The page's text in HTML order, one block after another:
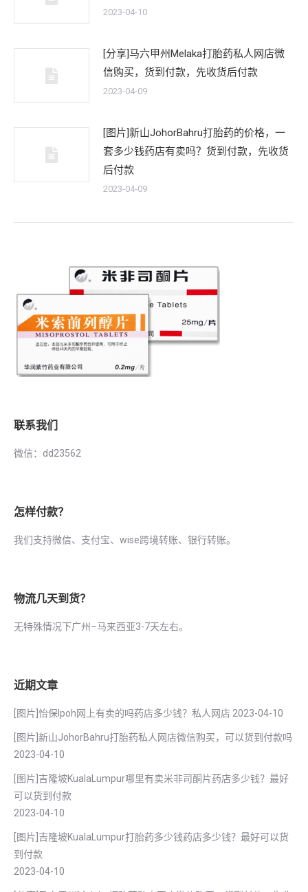
2023-04-10
[分享]马六甲州Melaka打胎药私人网店微
信购买，货到付款，先收货后付款
2023-04-09
[图片]新山JohorBahru打胎药的价格，一
套多少钱药店有卖吗？货到付款，先收货
后付款
2023-04-09
联系我们
微信：dd23562
怎样付款？
我们支持微信、支付宝、wise跨境转账、银行转账。
物流几天到货？
无特殊情况下广州–马来西亚3-7天左右。
近期文章
[图片]怡保lpoh网上有卖的吗药店多少钱？私人网店 2023-04-10
[图片]新山JohorBahru打胎药私人网店微信购买，可以货到付款吗
2023-04-10
[图片]吉隆坡KualaLumpur哪里有卖米非司酮片药店多少钱？最好
可以货到付款
2023-04-10
[图片]吉隆坡KualaLumpur打胎药多少钱药店多少钱？最好可以货
到付款
2023-04-10